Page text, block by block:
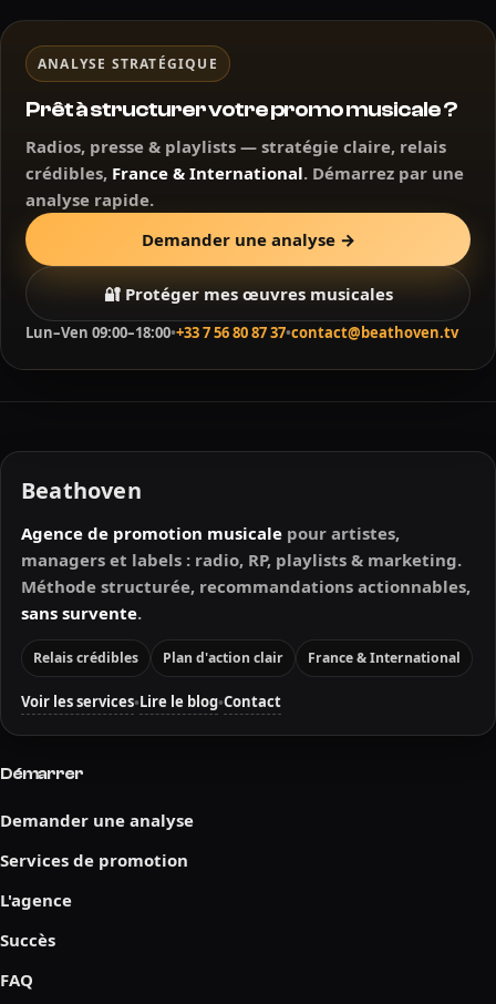
ANALYSE STRATÉGIQUE
Prêt à structurer votre promo musicale ?
Radios, presse & playlists — stratégie claire, relais
crédibles, France & International. Démarrez par une
analyse rapide.
Demander une analyse →
🔐 Protéger mes œuvres musicales
Lun–Ven 09:00–18:00•+33 7 56 80 87 37•contact@beathoven.tv
Beathoven
Agence de promotion musicale pour artistes,
managers et labels : radio, RP, playlists & marketing.
Méthode structurée, recommandations actionnables,
sans survente.
Relais crédibles Plan d'action clair France & International
Voir les services•Lire le blog•Contact
Démarrer
Demander une analyse
Services de promotion
L'agence
Succès
FAQ